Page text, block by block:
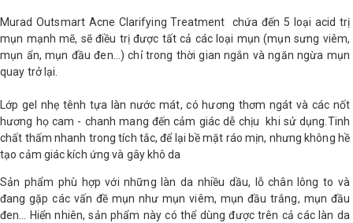
Murad Outsmart Acne Clarifying Treatment chứa đến 5 loại acid trị
mụn mạnh mẽ, sẽ điều trị được tất cả các loại mụn (mụn sưng viêm,
mụn ẩn, mụn đầu đen...) chỉ trong thời gian ngắn và ngăn ngừa mụn
quay trở lại.
Lớp gel nhẹ tênh tựa làn nước mát, có hương thơm ngát và các nốt
hương họ cam - chanh mang đến cảm giác dễ chịu khi sử dụng.Tinh
chất thấm nhanh trong tích tắc, để lại bề mặt ráo mịn, nhưng không hề
tạo cảm giác kích ứng và gây khô da
Sản phẩm phù hợp với những làn da nhiều dầu, lỗ chân lông to và
đang gặp các vấn đề mụn như mụn viêm, mụn đầu trắng, mụn đầu
đen… Hiển nhiên, sản phẩm này có thể dùng được trên cả các làn da